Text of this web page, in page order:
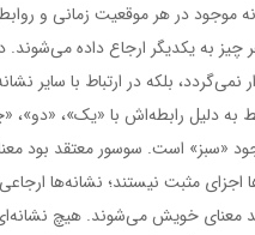
موجود در هر موقعیت زمانی و
چیز به یکدیگر ارجاع داده
نمی‌گردد، بلکه در ارتباط با سایر
به دلیل رابطه‌اش با «یک»، «دو»،
«سبز» است. سوسور معتقد بود
مثبت نیستند؛ نشانه‌ها ارجاعی
معنای خویش می‌شوند. هیچ